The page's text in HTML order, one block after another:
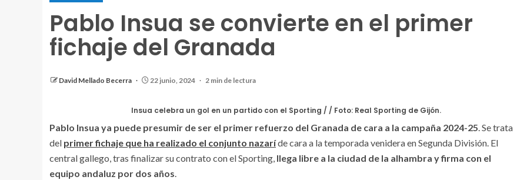
Pablo Insua se convierte en el primer
fichaje del Granada
David Mellado Becerra 22 junio, 2024 2 min de lectura
Insua celebra un gol en un partido con el Sporting / / Foto: Real Sporting de Gijón.
Pablo Insua ya puede presumir de ser el primer refuerzo del Granada de cara a la campaña 2024-25. Se trata
del primer fichaje que ha realizado el conjunto nazaríde cara a la temporada venidera en Segunda División. El
central gallego, tras finalizar su contrato con el Sporting, llega libre a la ciudad de la alhambra y firma con el
equipo andaluz por dos años.